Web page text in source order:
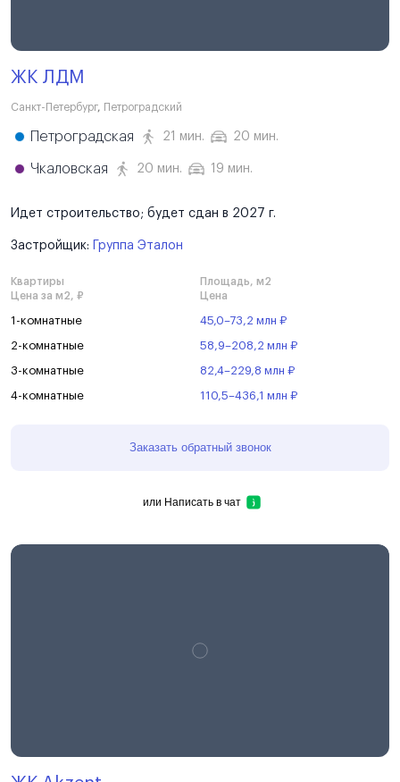
ЖК ЛДМ
Санкт-Петербург, Петроградский
Петроградская 21 мин. 20 мин.
Чкаловская 20 мин. 19 мин.
Идет строительство; будет сдан в 2027 г.
Застройщик: Группа Эталон
Квартиры
Площадь, м2
Цена за м2, ₽
Цена
1-комнатные 45,0–73,2 млн ₽
2-комнатные 58,9–208,2 млн ₽
3-комнатные 82,4–229,8 млн ₽
4-комнатные 110,5–436,1 млн ₽
Заказать обратный звонок
или Написать в чат